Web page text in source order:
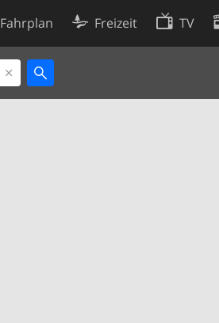
Fahrplan Freizeit TV
Cookie-Richtlinie
Cookie-Einstellungen